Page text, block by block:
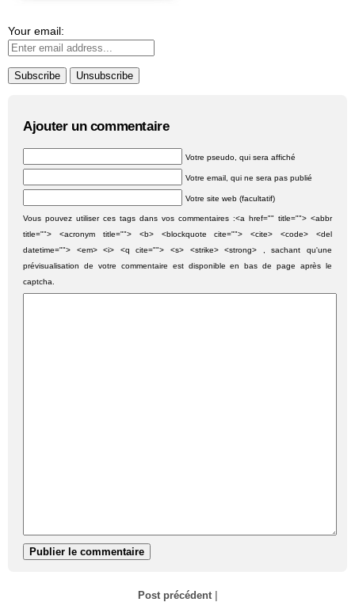
Your email:
Ajouter un commentaire
Votre pseudo, qui sera affiché
Votre email, qui ne sera pas publié
Votre site web (facultatif)
Vous pouvez utiliser ces tags dans vos commentaires :<a href="" title=""> <abbr
title=""> <acronym title=""> <b> <blockquote cite=""> <cite> <code> <del
datetime=""> <em> <i> <q cite=""> <s> <strike> <strong> , sachant qu'une
prévisualisation de votre commentaire est disponible en bas de page après le
captcha.
Post précédent|